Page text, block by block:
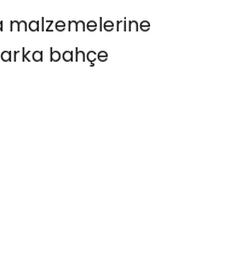
malzemelerine
bahçe